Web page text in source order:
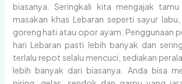
biasanya. Seringkali kita mengajak
masakan khas Lebaran seperti sayur
goreng hati atau opor ayam. Penggunaan
hari Lebaran pasti lebih banyak dan
terlalu repot selalu mencuci, sediakan
lebih banyak dari biasanya. Anda bisa